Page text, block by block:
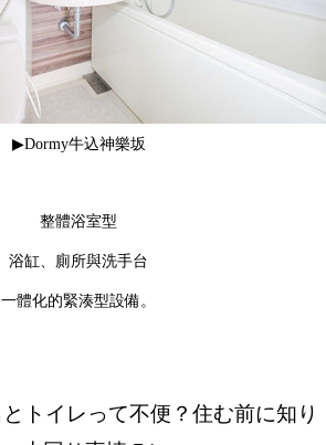
▶Dormy牛込神樂坂
整體浴室型
浴缸、廁所與洗手台
一體化的緊湊型設備。